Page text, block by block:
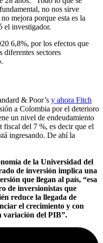
no nos sirve
mejora porque esta es la
el investigador.
6,8%, por los efectos que
diferentes sectores
& Poor’s y ahora Fitch
a Colombia por el deterioro
un nivel de endeudamiento
del 7 %, es decir que el
ingresando. De ahí la
de la Universidad del
de inversión implica una
que llegan al país, “esa
de inversionistas que
reduce la llegada de
el crecimiento y con
variación del PIB”.